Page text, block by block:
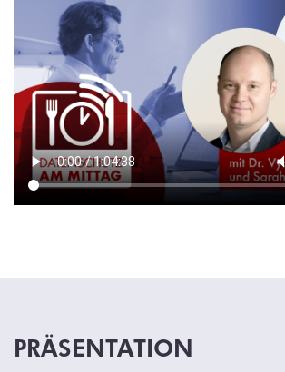
PRÄSENTATION